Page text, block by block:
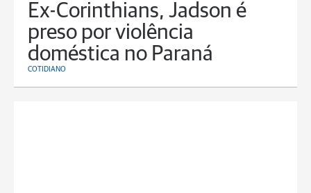
Ex-Corinthians, Jadson é
preso por violência
doméstica no Paraná
COTIDIANO